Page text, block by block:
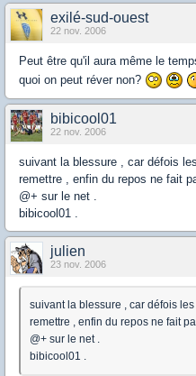
exilé-sud-ouest
22 nov. 2006
Peut être qu'il aura même le
quoi on peut réver non?
bibicool01
22 nov. 2006
suivant la blessure , car défois
remettre , enfin du repos ne fait
@+ sur le net .
bibicool01 .
julien
23 nov. 2006
suivant la blessure , car défois
remettre , enfin du repos ne fait
@+ sur le net .
bibicool01 .